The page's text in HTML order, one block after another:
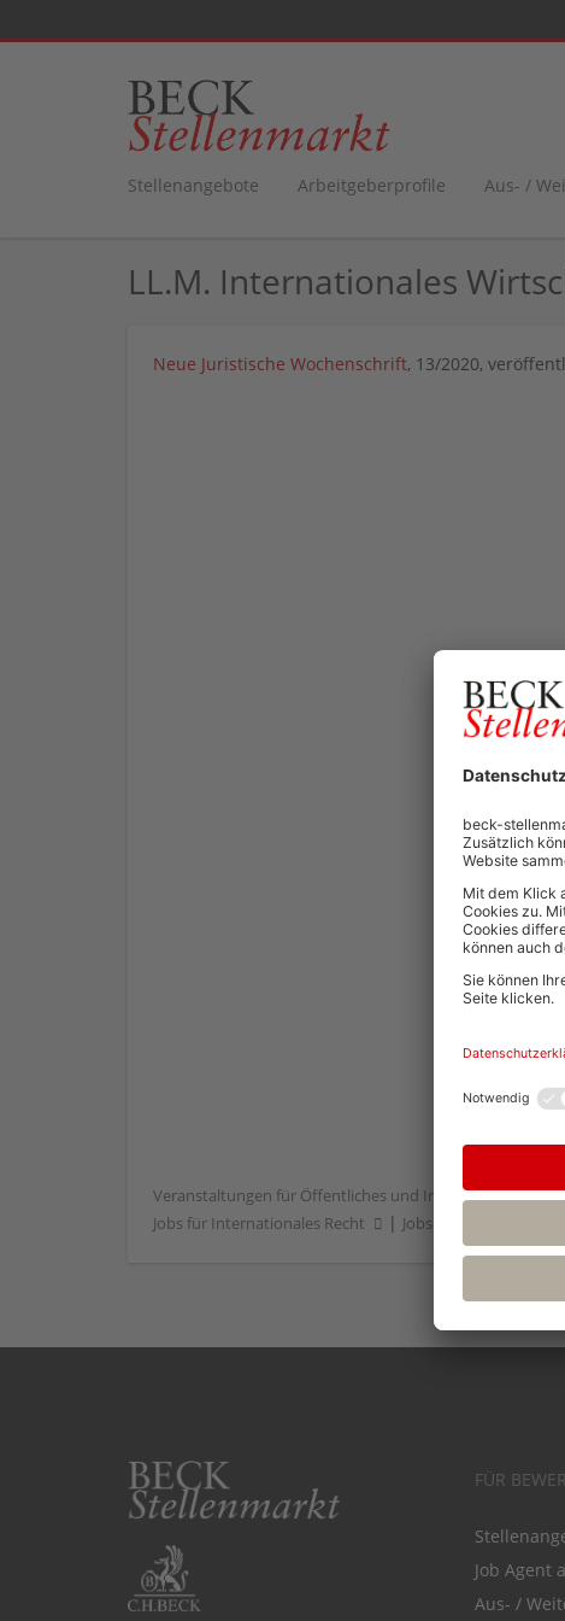
Stellenangebote Arbeitgeberprofile Aus- /
LL.M. Internationales
Neue Juristische Wochenschrift, 13/2020,
Veranstaltungen für Öffentliches und Internationales
Jobs für Internationales Recht
| Jobs für Banking /
FÜR
Job Agent
Aus- /